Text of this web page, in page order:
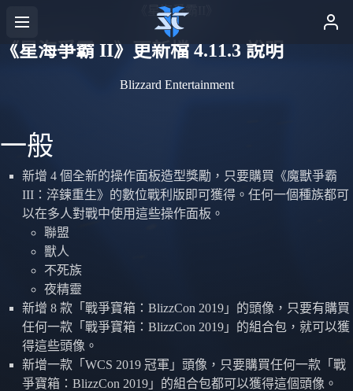
《星海爭霸II》
《星海爭霸 II》更新檔 4.11.3 說明
Blizzard Entertainment
一般
新增 4 個全新的操作面板造型獎勵，只要購買《魔獸爭霸
III：淬鍊重生》的數位戰利版即可獲得。任何一個種族都可
以在多人對戰中使用這些操作面板。
聯盟
獸人
不死族
夜精靈
新增 8 款「戰爭寶箱：BlizzCon 2019」的頭像，只要有購買
任何一款「戰爭寶箱：BlizzCon 2019」的組合包，就可以獲
得這些頭像。
新增一款「WCS 2019 冠軍」頭像，只要購買任何一款「戰
爭寶箱：BlizzCon 2019」的組合包都可以獲得這個頭像。